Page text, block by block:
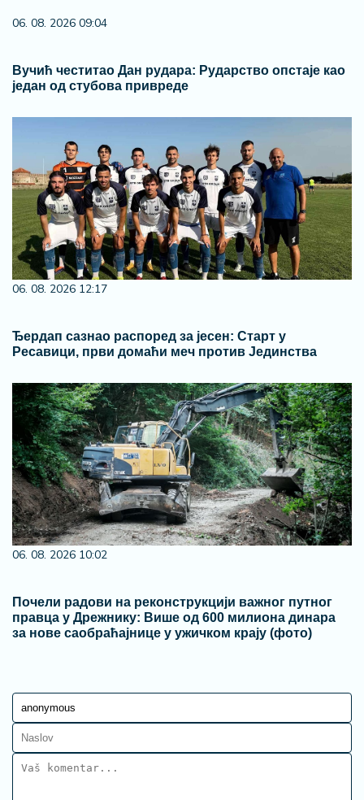
06. 08. 2026 09:04
Вучић честитао Дан рудара: Рударство опстаје као
један од стубова привреде
06. 08. 2026 12:17
Ђердап сазнао распоред за јесен: Старт у
Ресавици, први домаћи меч против Јединства
06. 08. 2026 10:02
Почели радови на реконструкцији важног путног
правца у Дрежнику: Више од 600 милиона динара
за нове саобраћајнице у ужичком крају (фото)